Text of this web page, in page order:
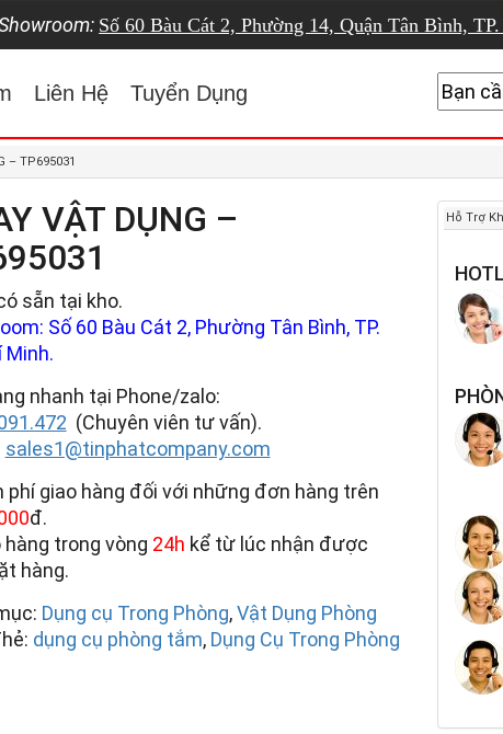
Số 60 Bàu Cát 2, Phường 14, Quận Tân Bình,
Liên Hệ Tuyển Dụng
– TP695031
VẬT DỤNG –
sẵn tại kho.
Số 60 Bàu Cát 2, Phường Tân Bình, TP.
Minh.
nhanh tại Phone/zalo:
(Chuyên viên tư vấn).
sales1@tinphatcompany.com
phí giao hàng đối với những đơn hàng trên
đ.
hàng trong vòng 24h kể từ lúc nhận được
hàng.
Dụng cụ Trong Phòng,Vật Dụng Phòng
dụng cụ phòng tắm, Dụng Cụ Trong Phòng
Hỗ Trợ